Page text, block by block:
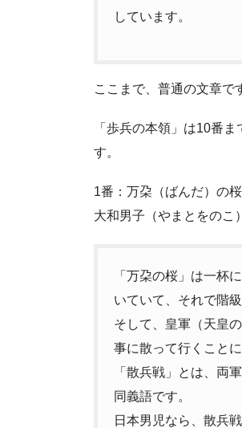
しています。
ここまで、普通の文章で
「歩兵の本領」は10番
す。
1番：万朶（ばんだ）の
大和男子（やまとをのこ
「万朶の桜」は一杯
いていて、それで階
そして、皇軍（天皇
事に散って行くこと
「散兵戦」とは、両
同義語です。
日本男児なら、散兵